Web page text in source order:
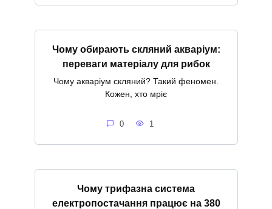
Чому обирають скляний акваріум:
переваги матеріалу для рибок
Чому акваріум скляний? Такий феномен.
Кожен, хто мріє
0 1
Чому трифазна система
електропостачання працює на 380